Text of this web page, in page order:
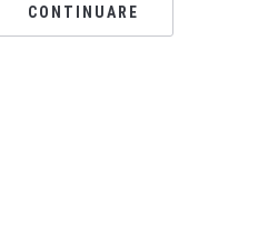
CONTINUARE